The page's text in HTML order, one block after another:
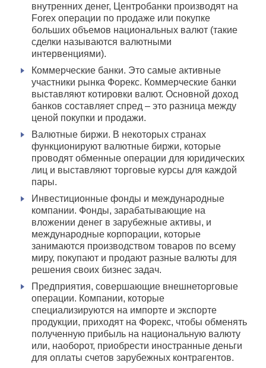
внутренних денег, Центробанки производят на
Forex операции по продаже или покупке
больших объемов национальных валют (такие
сделки называются валютными
интервенциями).
Коммерческие банки. Это самые активные
участники рынка Форекс. Коммерческие банки
выставляют котировки валют. Основной доход
банков составляет спред – это разница между
ценой покупки и продажи.
Валютные биржи. В некоторых странах
функционируют валютные биржи, которые
проводят обменные операции для юридических
лиц и выставляют торговые курсы для каждой
пары.
Инвестиционные фонды и международные
компании. Фонды, зарабатывающие на
вложении денег в зарубежные активы, и
международные корпорации, которые
занимаются производством товаров по всему
миру, покупают и продают разные валюты для
решения своих бизнес задач.
Предприятия, совершающие внешнеторговые
операции. Компании, которые
специализируются на импорте и экспорте
продукции, приходят на Форекс, чтобы обменять
полученную прибыль на национальную валюту
или, наоборот, приобрести иностранные деньги
для оплаты счетов зарубежных контрагентов.